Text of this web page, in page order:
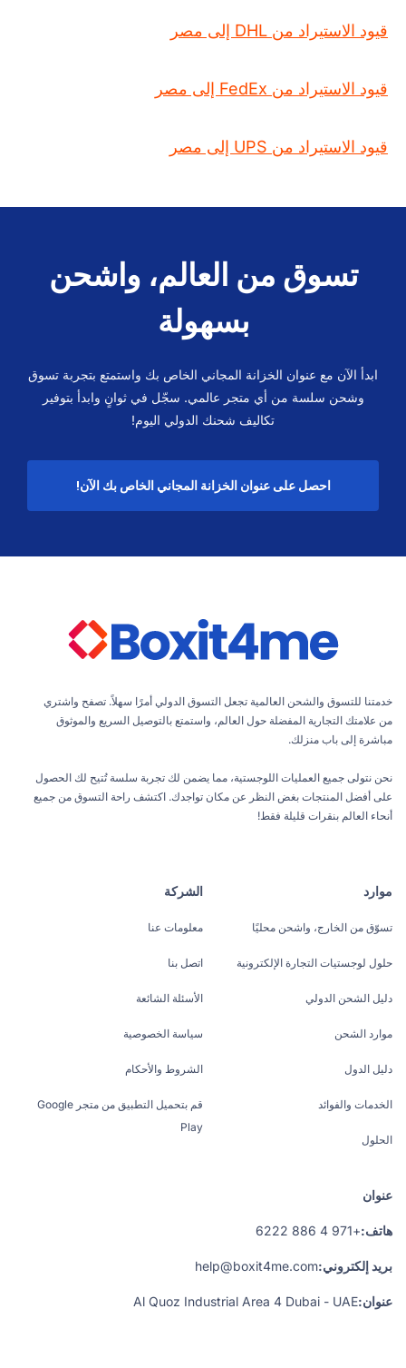
قيود الاستيراد من DHL إلى مصر
قيود الاستيراد من FedEx إلى مصر
قيود الاستيراد من UPS إلى مصر
تسوق من العالم، واشحن
بسهولة
ابدأ الآن مع عنوان الخزانة المجاني الخاص بك واستمتع بتجربة تسوق
وشحن سلسة من أي متجر عالمي. سجّل في ثوانٍ وابدأ بتوفير
تكاليف شحنك الدولي اليوم!
احصل على عنوان الخزانة المجاني الخاص بك الآن!
خدمتنا للتسوق والشحن العالمية تجعل التسوق الدولي أمرًا سهلاً. تصفح واشتري
من علامتك التجارية المفضلة حول العالم، واستمتع بالتوصيل السريع والموثوق
مباشرة إلى باب منزلك.
نحن نتولى جميع العمليات اللوجستية، مما يضمن لك تجربة سلسة تُتيح لك الحصول
على أفضل المنتجات بغض النظر عن مكان تواجدك. اكتشف راحة التسوق من جميع
أنحاء العالم بنقرات قليلة فقط!
موارد
تسوّق من الخارج، واشحن محليًا
حلول لوجستيات التجارة الإلكترونية
دليل الشحن الدولي
موارد الشحن
دليل الدول
الخدمات والفوائد
الحلول
الشركة
معلومات عنا
اتصل بنا
الأسئلة الشائعة
سياسة الخصوصية
الشروط والأحكام
قم بتحميل التطبيق من متجر Google
Play
عنوان
هاتف:+971 4 886 6222
بريد إلكتروني:help@boxit4me.com
عنوان:Al Quoz Industrial Area 4 Dubai - UAE